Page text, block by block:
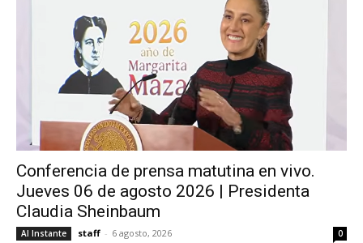
Conferencia de prensa matutina en vivo.
Jueves 06 de agosto 2026 | Presidenta
Claudia Sheinbaum
Al Instante staff - 6 agosto, 2026 0